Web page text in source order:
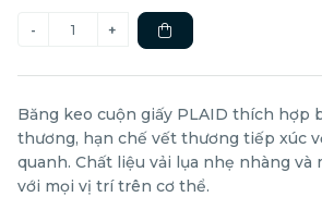
Băng keo cuộn giấy PLAID thích hợp
thương, hạn chế vết thương tiếp xúc
quanh. Chất liệu vải lụa nhẹ nhàng
với mọi vị trí trên cơ thể.